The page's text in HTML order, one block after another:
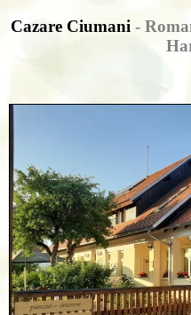
Cazare Ciumani -